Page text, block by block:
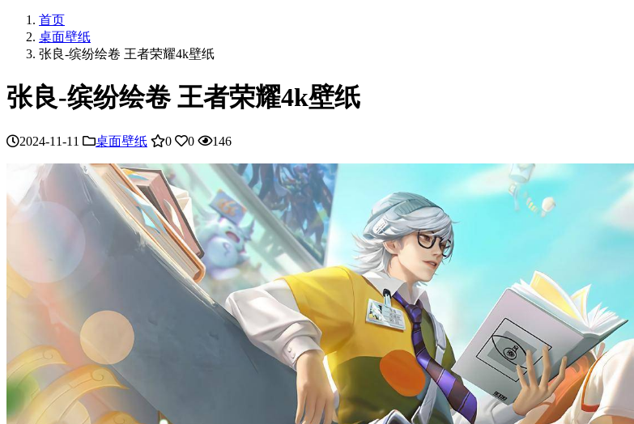
首页
桌面壁纸
张良-缤纷绘卷 王者荣耀4k壁纸
张良-缤纷绘卷 王者荣耀4k壁纸
2024-11-11 桌面壁纸 0 0 146